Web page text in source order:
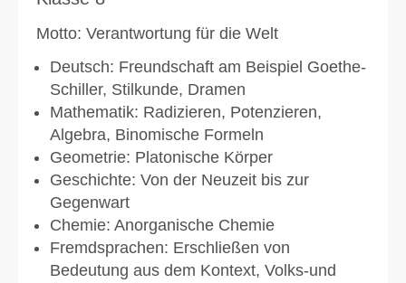
Motto: Verantwortung für die Welt
Deutsch: Freundschaft am Beispiel Goethe-
Schiller, Stilkunde, Dramen
Mathematik: Radizieren, Potenzieren,
Algebra, Binomische Formeln
Geometrie: Platonische Körper
Geschichte: Von der Neuzeit bis zur
Gegenwart
Chemie: Anorganische Chemie
Fremdsprachen: Erschließen von
Bedeutung aus dem Kontext, Volks-und